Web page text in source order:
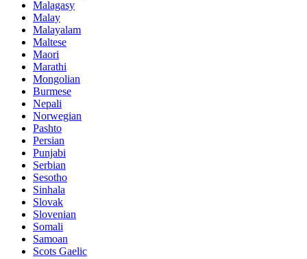
Malagasy
Malay
Malayalam
Maltese
Maori
Marathi
Mongolian
Burmese
Nepali
Norwegian
Pashto
Persian
Punjabi
Serbian
Sesotho
Sinhala
Slovak
Slovenian
Somali
Samoan
Scots Gaelic